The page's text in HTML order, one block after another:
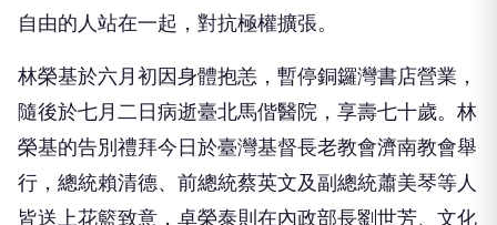
自由的人站在一起，對抗極權擴張。
林榮基於六月初因身體抱恙，暫停銅鑼灣書店營業，
隨後於七月二日病逝臺北馬偕醫院，享壽七十歲。林
榮基的告別禮拜今日於臺灣基督長老教會濟南教會舉
行，總統賴清德、前總統蔡英文及副總統蕭美琴等人
皆送上花籃致意，卓榮泰則在內政部長劉世芳、文化